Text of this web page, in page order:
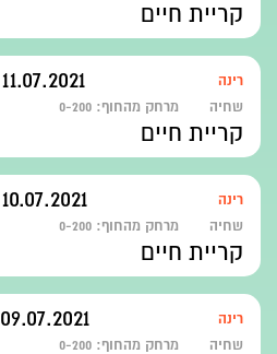
קריית חיים
רינה 11.07.2021
שחיה מרחק מהחוף: 0-200
קריית חיים
רינה 10.07.2021
שחיה מרחק מהחוף: 0-200
קריית חיים
רינה 09.07.2021
שחיה מרחק מהחוף: 0-200